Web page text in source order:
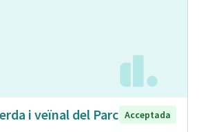
i veïnal del Parc Acceptada